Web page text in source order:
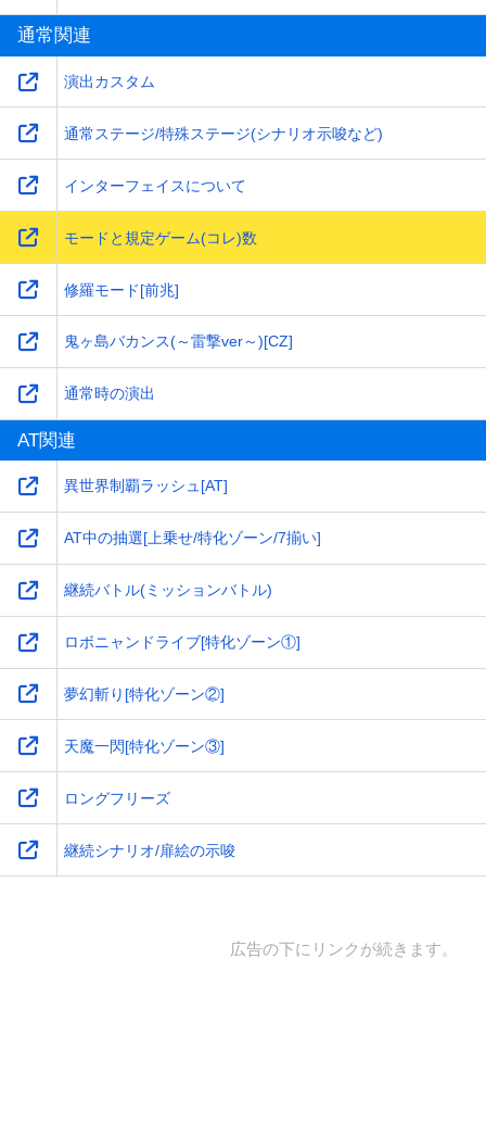
通常関連
演出カスタム
通常ステージ/特殊ステージ(シナリオ示唆など)
インターフェイスについて
モードと規定ゲーム(コレ)数
修羅モード[前兆]
鬼ヶ島バカンス(～雷撃ver～)[CZ]
通常時の演出
AT関連
異世界制覇ラッシュ[AT]
AT中の抽選[上乗せ/特化ゾーン/7揃い]
継続バトル(ミッションバトル)
ロボニャンドライブ[特化ゾーン①]
夢幻斬り[特化ゾーン②]
天魔一閃[特化ゾーン③]
ロングフリーズ
継続シナリオ/扉絵の示唆
広告の下にリンクが続きます。